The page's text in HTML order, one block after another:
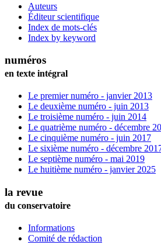
Auteurs
Éditeur scientifique
Index de mots-clés
Index by keyword
numéros
en texte intégral
Le premier numéro - janvier 2013
Le deuxième numéro - juin 2013
Le troisième numéro - juin 2014
Le quatrième numéro - décembre
Le cinquième numéro - juin 2017
Le sixième numéro - décembre
Le septième numéro - mai 2019
Le huitième numéro - janvier 2025
la revue
du conservatoire
Informations
Comité de rédaction